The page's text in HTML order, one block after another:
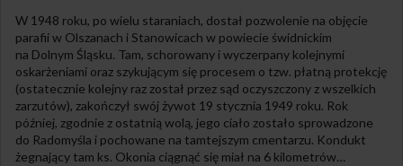
W 1948 roku, po wielu staraniach, dostał pozwolenie na objęcie
parafii w Olszanach i Stanowicach w powiecie świdnickim
na Dolnym Śląsku. Tam, schorowany i wyczerpany kolejnymi
oskarżeniami oraz szykującym się procesem o tzw. płatną protekcję
(ostatecznie kolejny raz został przez sąd oczyszczony z wszelkich
zarzutów), zakończył swój żywot 19 stycznia 1949 roku. Rok
później, zgodnie z ostatnią wolą, jego ciało zostało sprowadzone
do Radomyśla i pochowane na tamtejszym cmentarzu. Kondukt
żegnający tam ks. Okonia ciągnąć się miał na 6 kilometrów…